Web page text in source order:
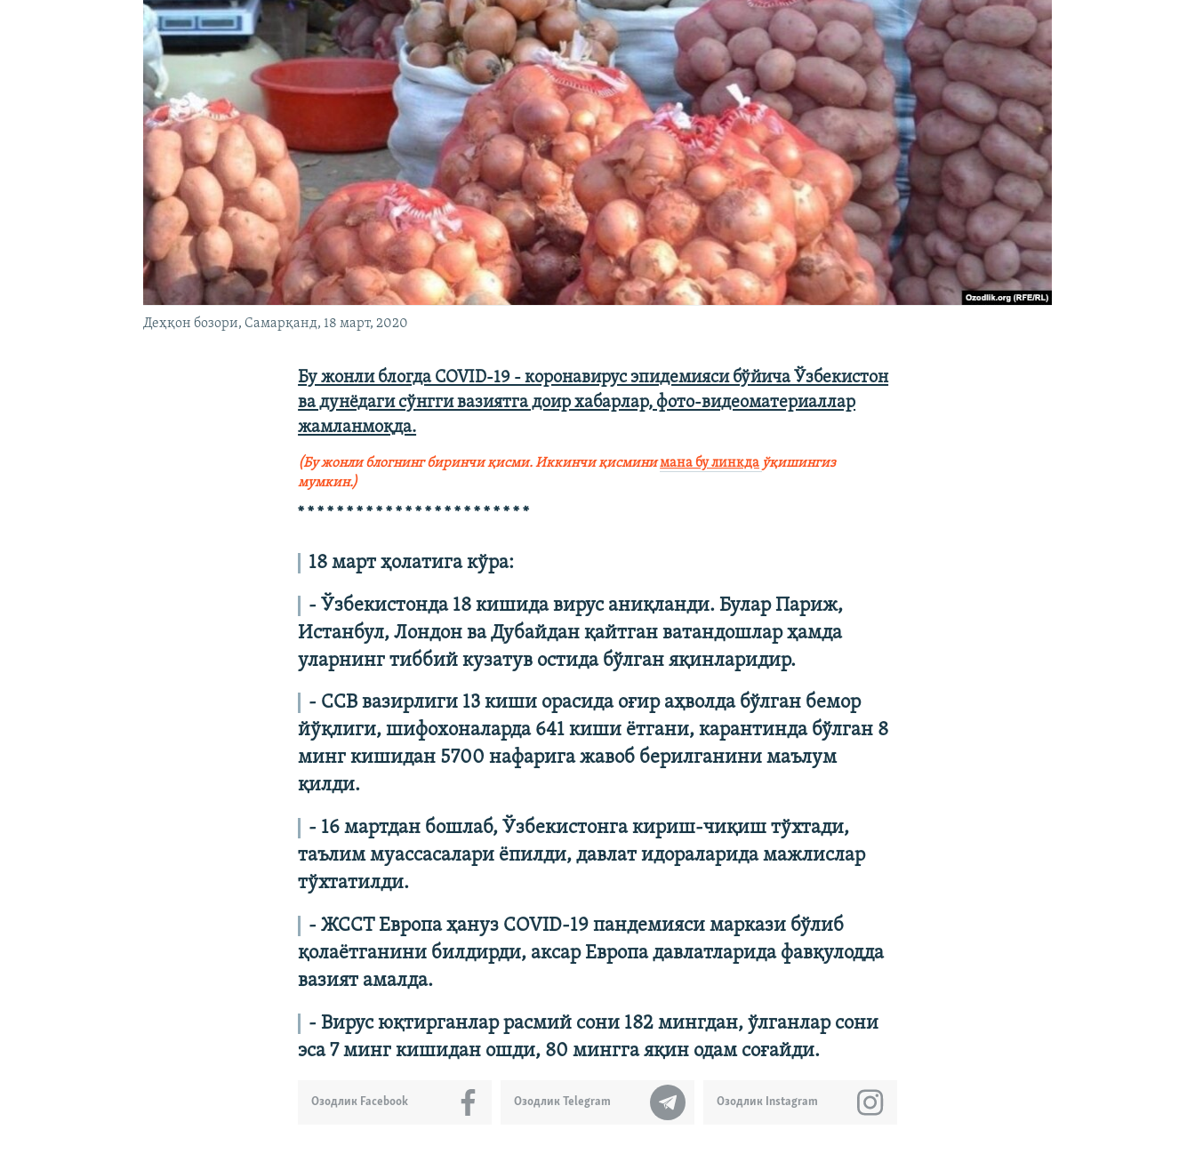
Деҳқон бозори, Самарқанд, 18 март, 2020
Бу жонли блогда COVID-19 - коронавирус эпидемияси бўйича Ўзбекистон
ва дунёдаги сўнгги вазиятга доир хабарлар, фото-видеоматериаллар
жамланмоқда.
(Бу жонли блогнинг биринчи қисми. Иккинчи қисминимана бу линкда ўқишингиз
мумкин.)
* * * * * * * * * * * * * * * * * * * * * * * *
18 март ҳолатига кўра:
- Ўзбекистонда 18 кишида вирус аниқланди. Булар Париж,
Истанбул, Лондон ва Дубайдан қайтган ватандошлар ҳамда
уларнинг тиббий кузатув остида бўлган яқинларидир.
- ССВ вазирлиги 13 киши орасида оғир аҳволда бўлган бемор
йўқлиги, шифохоналарда 641 киши ётгани, карантинда бўлган 8
минг кишидан 5700 нафарига жавоб берилганини маълум
қилди.
- 16 мартдан бошлаб, Ўзбекистонга кириш-чиқиш тўхтади,
таълим муассасалари ёпилди, давлат идораларида мажлислар
тўхтатилди.
- ЖССТ Европа ҳануз COVID-19 пандемияси маркази бўлиб
қолаётганини билдирди, аксар Европа давлатларида фавқулодда
вазият амалда.
- Вирус юқтирганлар расмий сони 182 мингдан, ўлганлар сони
эса 7 минг кишидан ошди, 80 мингга яқин одам соғайди.
Озодлик Telegram Озодлик Instagram
Озодлик Facebook